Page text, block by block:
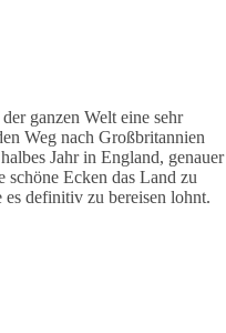
ganzen Welt eine sehr
Weg nach Großbritannien
Jahr in England, genauer
Ecken das Land zu
definitiv zu bereisen lohnt.